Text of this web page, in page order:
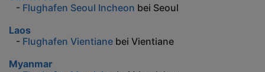
- Flughafen Seoul Incheon bei Seoul
Laos
- Flughafen Vientiane bei Vientiane
Myanmar